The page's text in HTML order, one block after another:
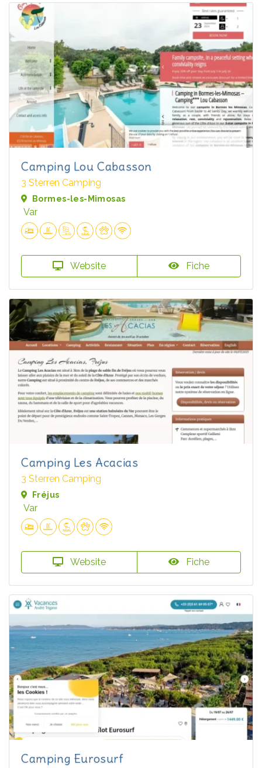
Camping Lou Cabasson
3 Sterren Camping
Bormes-les-Mimosas
Var
Website Fiche
Camping Les Acacias
3 Sterren Camping
Fréjus
Var
Website Fiche
Camping Eurosurf